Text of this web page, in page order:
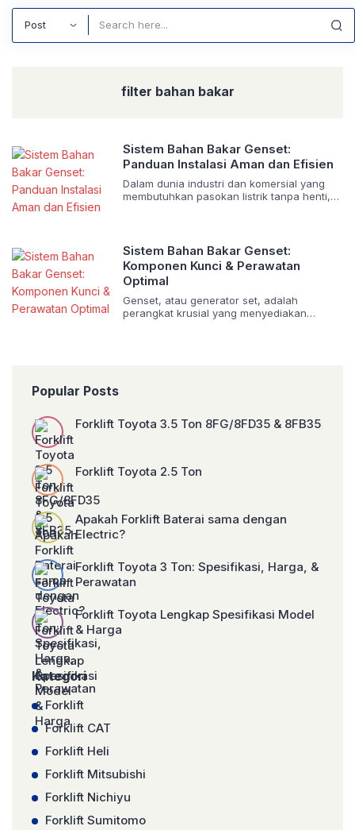
filter bahan bakar
Sistem Bahan Bakar Genset:
Panduan Instalasi Aman dan Efisien
Dalam dunia industri dan komersial yang
membutuhkan pasokan listrik tanpa henti,
operasional genset sangat bergantung
pada satu komponen inti yang sering kali
luput dari perhatian: sistem bahan bakar.
Instalasi sistem bahan bakar yang tidak
tepat dapat berujung pada kegagalan
operasional, risiko […]
Sistem Bahan Bakar Genset:
Komponen Kunci & Perawatan
Optimal
Genset, atau generator set, adalah
perangkat krusial yang menyediakan
memastikan kinerja optimal, keandalan, […]
Popular Posts
Forklift Toyota 3.5 Ton 8FG/8FD35 & 8FB35
Forklift Toyota 2.5 Ton
Apakah Forklift Baterai sama dengan
Electric?
Forklift Toyota 3 Ton: Spesifikasi, Harga, &
Perawatan
Forklift Toyota Lengkap Spesifikasi Model
& Harga
Kategori
Forklift
Forklift CAT
Forklift Heli
Forklift Mitsubishi
Forklift Nichiyu
Forklift Sumitomo